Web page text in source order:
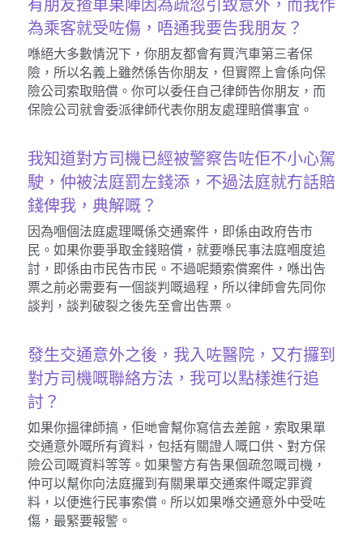
有朋友揸車果陣因為疏忽引致意外，而我作
為乘客就受咗傷，唔通我要告我朋友？
喺絕大多數情況下，你朋友都會有買汽車第三者保
險，所以名義上雖然係告你朋友，但實際上會係向保
險公司索取賠償。你可以委任自己律師告你朋友，而
保險公司就會委派律師代表你朋友處理賠償事宜。
我知道對方司機已經被警察告咗佢不小心駕
駛，仲被法庭罰左錢添，不過法庭就冇話賠
錢俾我，典解嘅？
因為嗰個法庭處理嘅係交通案件，即係由政府告市
民。如果你要爭取金錢賠償，就要喺民事法庭嗰度追
討，即係由市民告市民。不過呢類索償案件，喺出告
票之前必需要有一個談判嘅過程，所以律師會先同你
談判，談判破裂之後先至會出告票。
發生交通意外之後，我入咗醫院，又冇攞到
對方司機嘅聯絡方法，我可以點樣進行追
討？
如果你搵律師搞，佢哋會幫你寫信去差館，索取果單
交通意外嘅所有資料，包括有關證人嘅口供、對方保
險公司嘅資料等等。如果警方有告果個疏忽嘅司機，
仲可以幫你向法庭攞到有關果單交通案件嘅定罪資
料，以便進行民事索償。所以如果喺交通意外中受咗
傷，最緊要報警。